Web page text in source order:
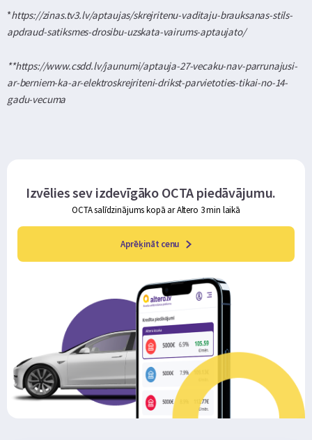
*https://zinas.tv3.lv/aptaujas/skrejritenu-vaditaju-brauksanas-stils-
apdraud-satiksmes-drosibu-uzskata-vairums-aptaujato/
**https://www.csdd.lv/jaunumi/aptauja-27-vecaku-nav-parrunajusi-
ar-berniem-ka-ar-elektroskrejriteni-drikst-parvietoties-tikai-no-14-
gadu-vecuma
Izvēlies sev izdevīgāko OCTA piedāvājumu.
OCTA salīdzinājums kopā ar Altero 3 min laikā
Aprēķināt cenu